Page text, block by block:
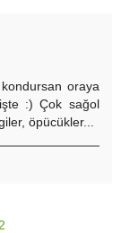
oraya
:) Çok sağol
öpücükler...